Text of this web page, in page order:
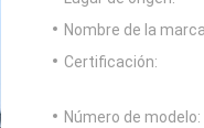
Nombre de la
Certificación:
Número de modelo: